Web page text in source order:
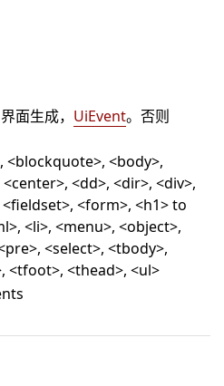
面生成， UiEvent。否则
<blockquote>, <body>,
<dd>, <dir>, <div>,
<form>, <h1> to
<li>, <menu>, <object>,
<select>, <tbody>,
<tfoot>, <thead>, <ul>